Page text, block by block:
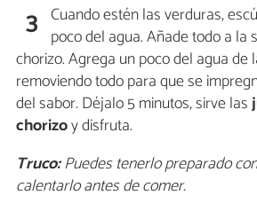
3 Cuando estén las verduras,
poco del agua. Añade todo a la
chorizo. Agrega un poco del agua de
removiendo todo para que se
del sabor. Déjalo 5 minutos, sirve las
chorizoy disfruta.
Truco:Puedes tenerlo preparado
calentarlo antes de comer.